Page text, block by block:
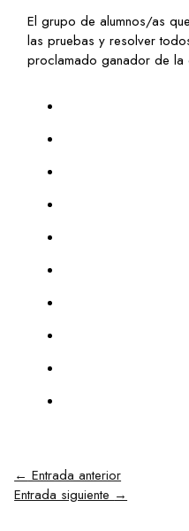
El grupo de alumnos/as
las pruebas y resolver
proclamado ganador de la
← Entrada anterior
Entrada siguiente →